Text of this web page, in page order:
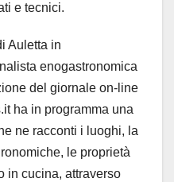
e tecnici.
Auletta in
enogastronomica
del giornale on-line
ha in programma una
ne racconti i luoghi, la
le proprietà
in cucina, attraverso